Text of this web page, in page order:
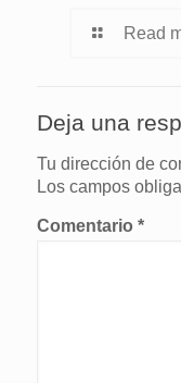
Read
Deja una
Tu dirección de
Los campos
Comentario *